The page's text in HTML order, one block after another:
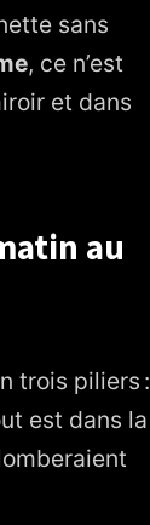
sans
, ce n’est
et dans
au
trois piliers :
est dans la